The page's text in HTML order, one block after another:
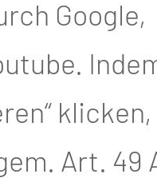
Google,
Art. 49